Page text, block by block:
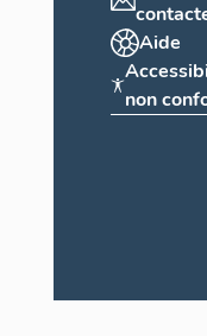
Aide
non